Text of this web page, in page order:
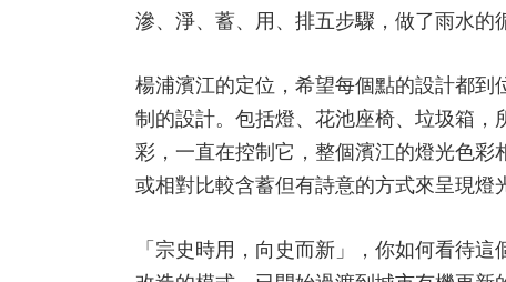
滲、淨、蓄、用、排五步驟，做了雨水的
楊浦濱江的定位，希望每個點的設計都
制的設計。包括燈、花池座椅、垃圾箱
彩，一直在控制它，整個濱江的燈光色彩
或相對比較含蓄但有詩意的方式來呈現燈
「宗史時用，向史而新」，你如何看待